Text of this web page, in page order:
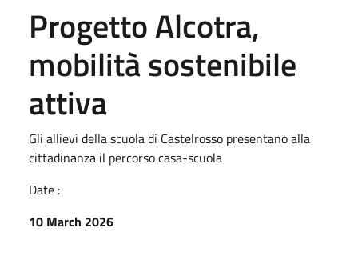
Progetto Alcotra,
mobilità sostenibile
attiva
Gli allievi della scuola di Castelrosso presentano alla
cittadinanza il percorso casa-scuola
Date :
10 March 2026